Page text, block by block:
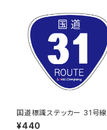
国道標識ステッカー 31号線
¥440